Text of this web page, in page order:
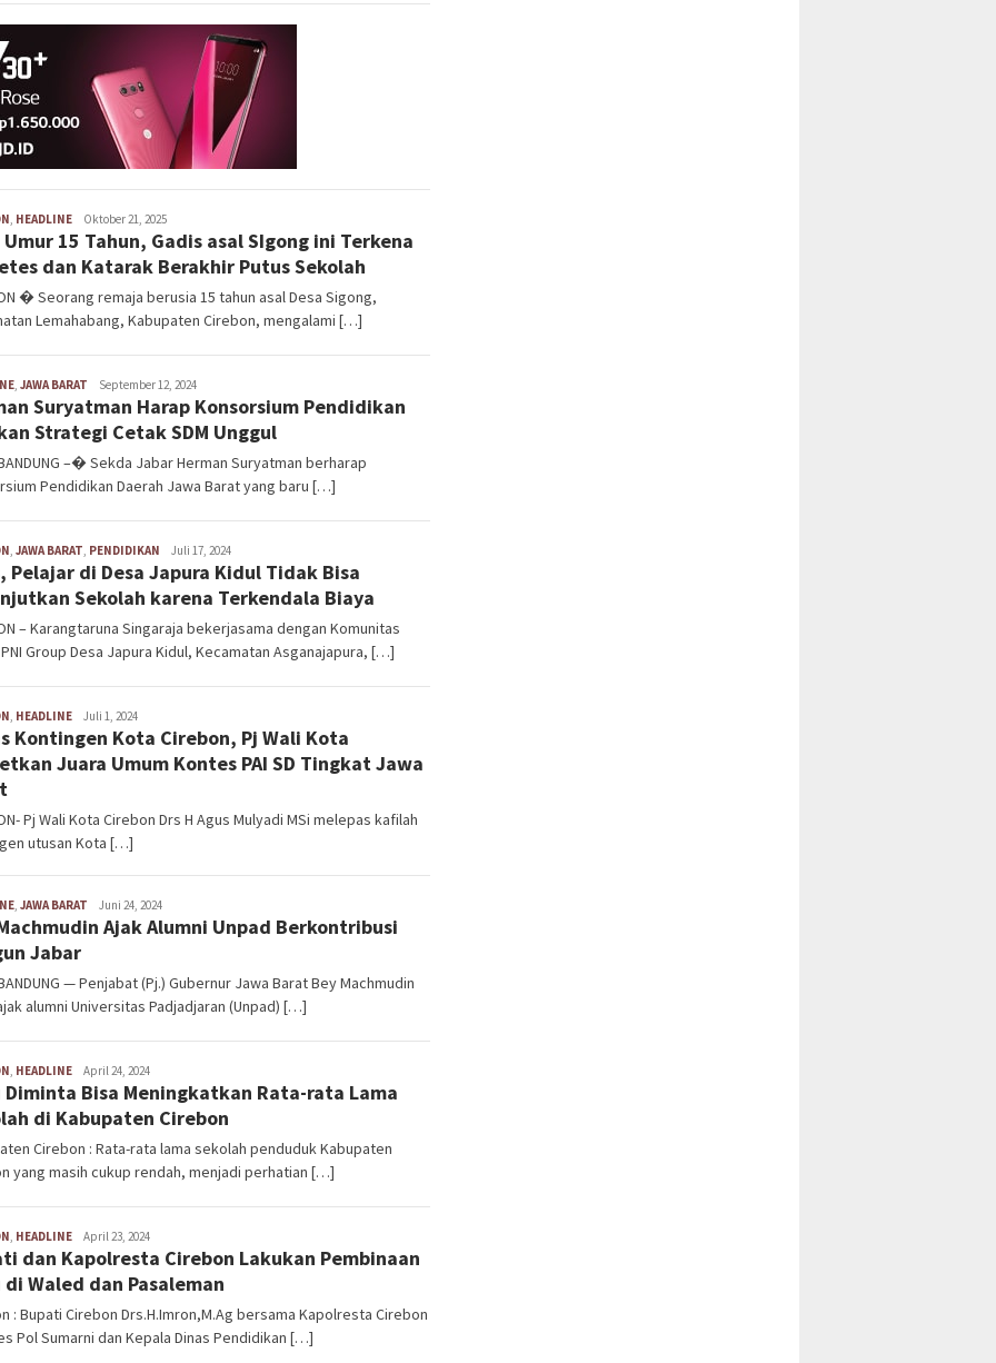
HEADLINE Kim
Abdurrokhim
Oktober 21, 2025
Umur 15 Tahun, Gadis asal SIgong ini Terkena
dan Katarak Berakhir Putus Sekolah
� Seorang remaja berusia 15 tahun asal Desa Sigong,
Lemahabang, Kabupaten Cirebon, mengalami […]
JAWA BARAT Aries
Saefullah
September 12, 2024
Suryatman Harap Konsorsium Pendidikan
Strategi Cetak SDM Unggul
–� Sekda Jabar Herman Suryatman berharap
Pendidikan Daerah Jawa Barat yang baru […]
JAWA BARAT PENDIDIKAN Kim
Abdurrokhim
Juli 17, 2024
Pelajar di Desa Japura Kidul Tidak Bisa
Sekolah karena Terkendala Biaya
– Karangtaruna Singaraja bekerjasama dengan Komunitas
Group Desa Japura Kidul, Kecamatan Asganajapura, […]
HEADLINE Aries
Saefullah
Juli 1, 2024
Kontingen Kota Cirebon, Pj Wali Kota
Juara Umum Kontes PAI SD Tingkat Jawa
Pj Wali Kota Cirebon Drs H Agus Mulyadi MSi melepas kafilah
utusan Kota […]
JAWA BARAT Aries
Saefullah
Juni 24, 2024
Ajak Alumni Unpad Berkontribusi
Jabar
— Penjabat (Pj.) Gubernur Jawa Barat Bey Machmudin
alumni Universitas Padjadjaran (Unpad) […]
HEADLINE Aries
Saefullah
April 24, 2024
Diminta Bisa Meningkatkan Rata-rata Lama
di Kabupaten Cirebon
Cirebon : Rata-rata lama sekolah penduduk Kabupaten
yang masih cukup rendah, menjadi perhatian […]
HEADLINE Aries
Saefullah
April 23, 2024
dan Kapolresta Cirebon Lakukan Pembinaan
di Waled dan Pasaleman
: Bupati Cirebon Drs.H.Imron,M.Ag bersama Kapolresta Cirebon
Pol Sumarni dan Kepala Dinas Pendidikan […]